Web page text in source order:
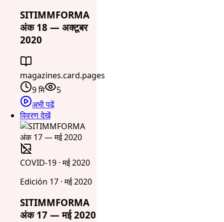
SITIMMFORMA
अंक 18 — अक्टूबर
2020
magazines.card.pages
9 मि
5
अभी पढ़ें
विवरण देखें
COVID-19 · मई 2020
Edición 17 · मई 2020
SITIMMFORMA
अंक 17 — मई 2020